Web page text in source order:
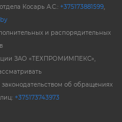
Косарь А.С.: +375173881599,
и распорядительных
ЗАО «ТЕХПРОМИМПЕКС»,
об обращениях
+375173743973